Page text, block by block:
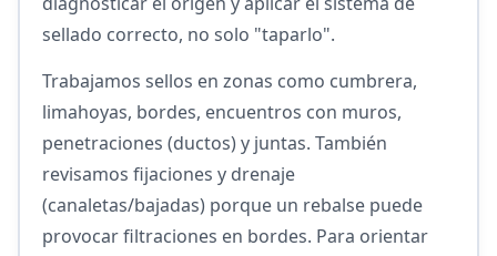
sellado correcto, no solo "taparlo".
Trabajamos sellos en zonas como cumbrera,
limahoyas, bordes, encuentros con muros,
penetraciones (ductos) y juntas. También
revisamos fijaciones y drenaje
(canaletas/bajadas) porque un rebalse puede
provocar filtraciones en bordes. Para orientar